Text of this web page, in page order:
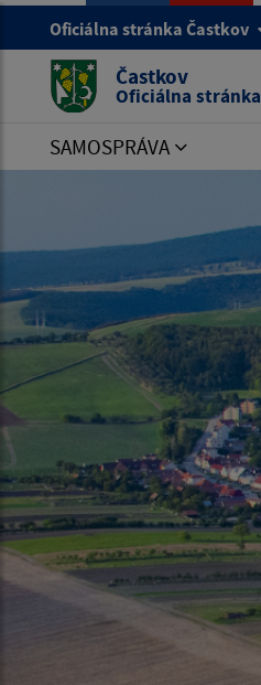
Oficiálna stránka Častkov
Častkov
Oficiálna stránka
SAMOSPRÁVA